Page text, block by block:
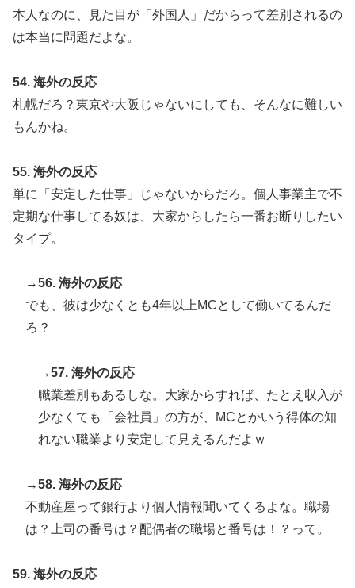
本人なのに、見た目が「外国人」だからって差別されるの
は本当に問題だよな。
54. 海外の反応
札幌だろ？東京や大阪じゃないにしても、そんなに難しい
もんかね。
55. 海外の反応
単に「安定した仕事」じゃないからだろ。個人事業主で不
定期な仕事してる奴は、大家からしたら一番お断りしたい
タイプ。
→56. 海外の反応
でも、彼は少なくとも4年以上MCとして働いてるんだ
ろ？
→57. 海外の反応
職業差別もあるしな。大家からすれば、たとえ収入が
少なくても「会社員」の方が、MCとかいう得体の知
れない職業より安定して見えるんだよｗ
→58. 海外の反応
不動産屋って銀行より個人情報聞いてくるよな。職場
は？上司の番号は？配偶者の職場と番号は！？って。
59. 海外の反応